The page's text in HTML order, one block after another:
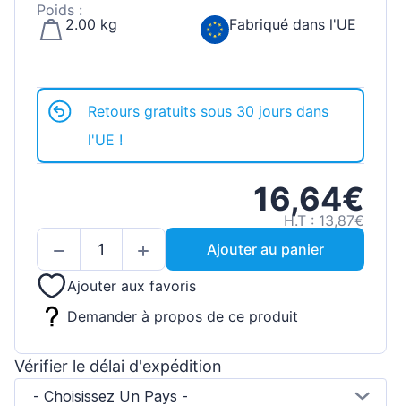
Poids :
2.00 kg
Fabriqué dans l'UE
Retours gratuits sous 30 jours dans
l'UE !
16,64€
H.T : 13,87€
Ajouter au panier
Ajouter aux favoris
Demander à propos de ce produit
Vérifier le délai d'expédition
- Choisissez Un Pays -